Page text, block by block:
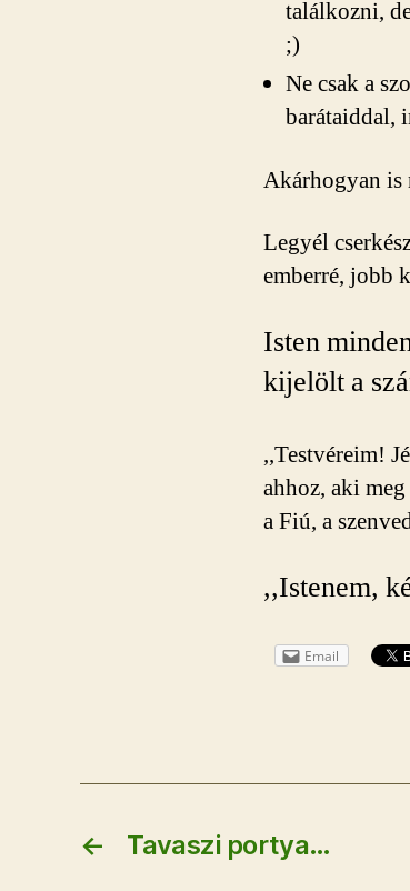
találkozni,
;)
Ne csak a
barátaiddal,
Akárhogyan is
Legyél
emberré, jobb
Isten
kijelölt a
,,Testvéreim!
ahhoz, aki
a Fiú, a
,,Istenem,
Email
← Tavaszi portya…